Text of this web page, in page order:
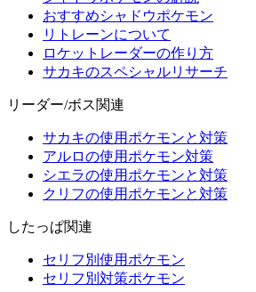
おすすめシャドウポケモン
リトレーンについて
ロケットレーダーの作り方
サカキのスペシャルリサーチ
リーダー/ボス関連
サカキの使用ポケモンと対策
アルロの使用ポケモン対策
シエラの使用ポケモンと対策
クリフの使用ポケモンと対策
したっぱ関連
セリフ別使用ポケモン
セリフ別対策ポケモン